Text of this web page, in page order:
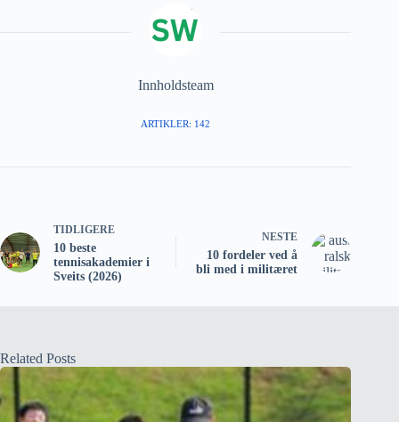
Innholdsteam
ARTIKLER: 142
TIDLIGERE
10 beste
tennisakademier i
Sveits (2026)
NESTE
10 fordeler ved å
bli med i militæret
Related Posts